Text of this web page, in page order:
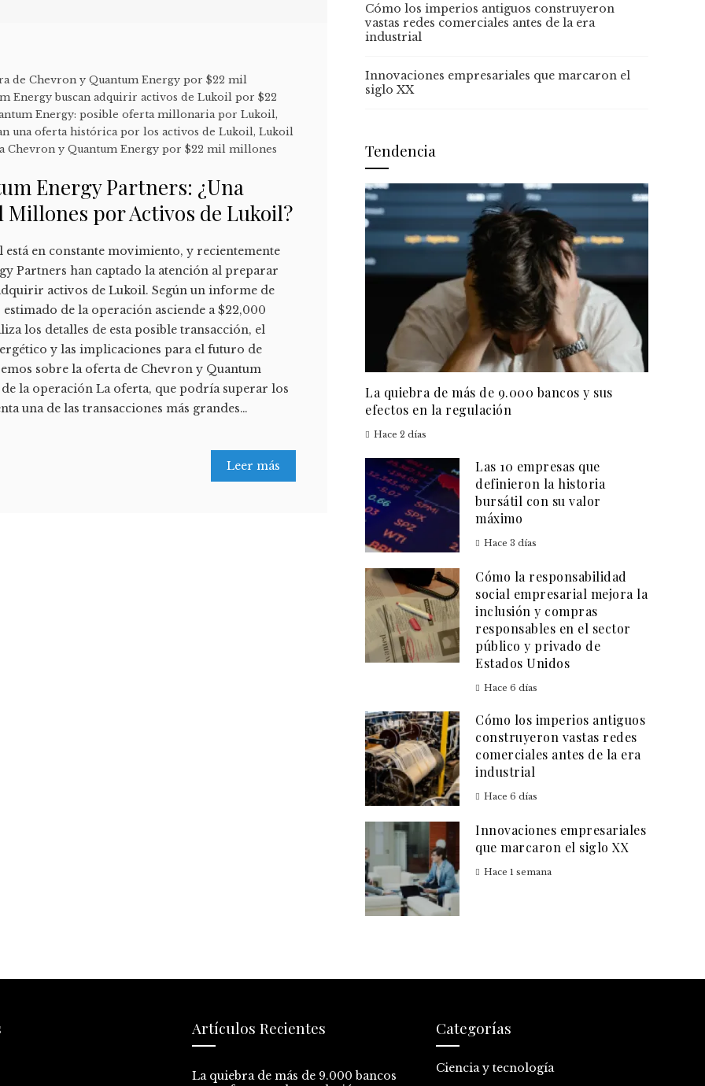
de Chevron y Quantum Energy por $22 mil
Energy buscan adquirir activos de Lukoil por $22
Energy: posible oferta millonaria por Lukoil,
una oferta histórica por los activos de Lukoil,Lukoil
Chevron y Quantum Energy por $22 mil millones
Energy Partners: ¿Una
Millones por Activos de Lukoil?
en constante movimiento, y recientemente
Partners han captado la atención al preparar
activos de Lukoil. Según un informe de
de la operación asciende a $22,000
los detalles de esta posible transacción, el
y las implicaciones para el futuro de
sobre la oferta de Chevron y Quantum
la operación La oferta, que podría superar los
una de las transacciones más grandes…
Leer más
Cómo los imperios antiguos construyeron
vastas redes comerciales antes de la era
industrial
Innovaciones empresariales que marcaron el
siglo XX
Tendencia
La quiebra de más de 9.000 bancos y sus
efectos en la regulación
Hace 2 días
Las 10 empresas que
definieron la historia
bursátil con su valor
máximo
Hace 3 días
Cómo la responsabilidad
social empresarial mejora la
inclusión y compras
responsables en el sector
público y privado de
Estados Unidos
Hace 6 días
Cómo los imperios antiguos
construyeron vastas redes
comerciales antes de la era
industrial
Hace 6 días
Innovaciones empresariales
que marcaron el siglo XX
Hace 1 semana
Artículos Recientes
La quiebra de más de 9.000 bancos
Categorías
Ciencia y tecnología